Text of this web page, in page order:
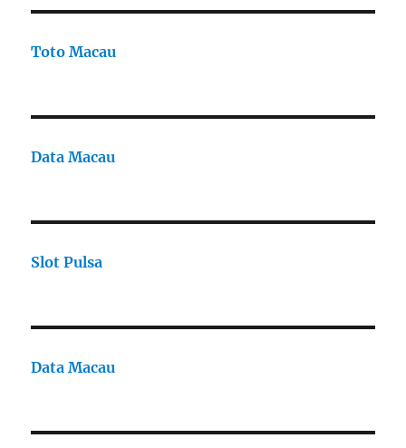
Toto Macau
Data Macau
Slot Pulsa
Data Macau